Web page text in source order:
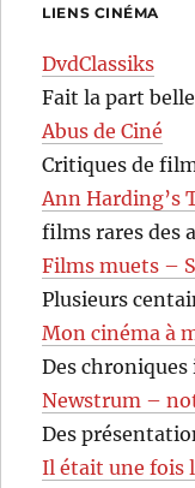
LIENS CINÉMA
DvdClassiks
Fait la part
Abus de Ciné
Critiques de
Ann Harding’s
films rares des
Films muets –
Plusieurs
Mon cinéma à
Des
Newstrum –
Des
Il était une fois